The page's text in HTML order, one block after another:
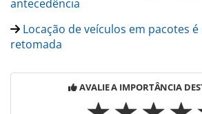
antecedência
Locação de veículos em pacotes
retomada
AVALIE A IMPORTÂNCIA